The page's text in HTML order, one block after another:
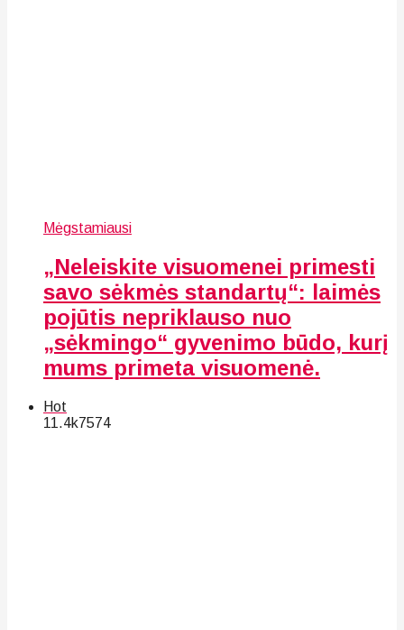
Mėgstamiausi
„Neleiskite visuomenei primesti
savo sėkmės standartų“: laimės
pojūtis nepriklauso nuo
„sėkmingo“ gyvenimo būdo, kurį
mums primeta visuomenė.
Hot
11.4k7574